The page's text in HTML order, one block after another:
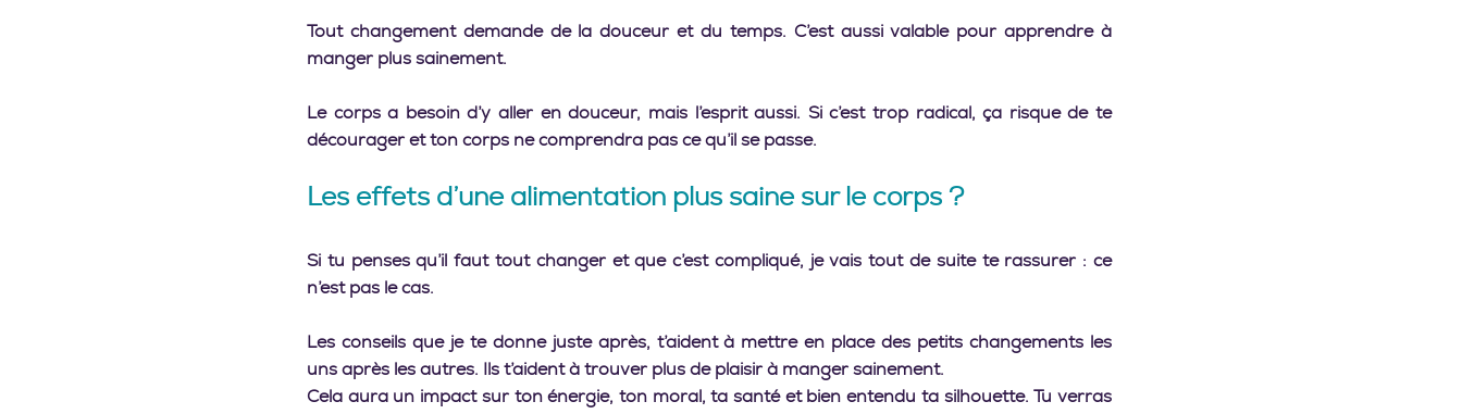
Tout changement demande de la douceur et du temps. C’est aussi valable pour apprendre à
manger plus sainement.
Le corps a besoin d’y aller en douceur, mais l’esprit aussi. Si c’est trop radical, ça risque de te
décourager et ton corps ne comprendra pas ce qu’il se passe.
Les effets d’une alimentation plus saine sur le corps ?
Si tu penses qu’il faut tout changer et que c’est compliqué, je vais tout de suite te rassurer : ce
n’est pas le cas.
Les conseils que je te donne juste après, t’aident à mettre en place des petits changements les
uns après les autres. Ils t’aident à trouver plus de plaisir à manger sainement.
Cela aura un impact sur ton énergie, ton moral, ta santé et bien entendu ta silhouette. Tu verras